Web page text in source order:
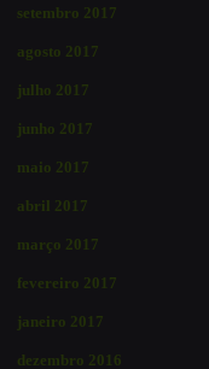
setembro 2017
agosto 2017
julho 2017
junho 2017
maio 2017
abril 2017
março 2017
fevereiro 2017
janeiro 2017
dezembro 2016